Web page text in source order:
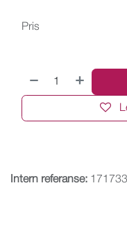
Pris
Intern referanse: